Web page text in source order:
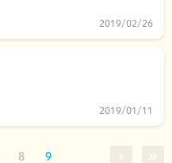
2019/02/26
2019/01/11
8 9